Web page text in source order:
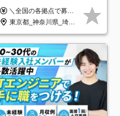
年の自社ITスクール研修あ
り/年休130日
＼全国の各拠点で募集中！／ 給与は以下の通り、勤務地により異なります。 札幌：月給23万円～27万円 仙台：月給22万円～26万円 新潟：月給22万円～26万円 東京：月給26万円～30万円 大阪：月給24万円～29万円 福岡：月給23.5万円～27万円 沖縄：月給21万円～26万円 ◎給与は知識や経験を考慮して決定します。 ◎残業は別途全額支給します。 ◎試用期間12カ月あり（給与は以下の通りです。その他条件に変更はありません） （試用期間の給与） 札幌：月給18.6万円～ 仙台：月給19万円～ 新潟：月給18万円～ 東京：月給22万円～ 大阪：月給20.8万円～ 福岡：月給19万円～ 沖縄：月給18万円～
東京都_神奈川県_埼玉県_千葉県_大阪府_愛知県_北海道_青森県_岩手県_宮城県_秋田県_山形県_福島県_茨城県_栃木県_群馬県_新潟県_山梨県_長野県_富山県_石川県_福井県_静岡県_岐阜県_三重県_兵庫県_京都府_滋賀県_奈良県_和歌山県_広島県_岡山県_鳥取県_島根県_山口県_徳島県_香川県_愛媛県_高知県_福岡県_熊本県_佐賀県_長崎県_大分県_宮崎県_鹿児島県_沖縄県